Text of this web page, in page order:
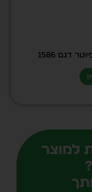
דגם 1586
למוצר